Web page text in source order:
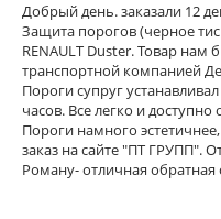
Добрый день. заказали 12
Защита порогов (черное
RENAULT Duster. Товар нам
транспортной компанией
Пороги супруг
часов. Все легко и
Пороги намного
заказ на сайте "ПТ ГРУПП".
Роману- отличная обратная